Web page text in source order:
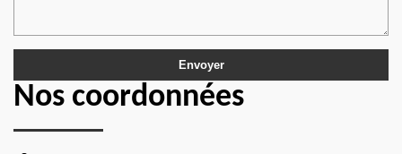
Nos coordonnées